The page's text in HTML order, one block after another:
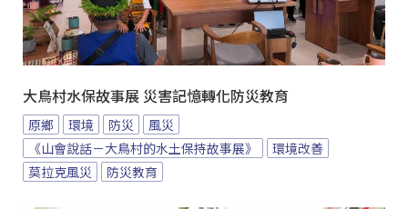
大鳥村水保故事展 災害記憶轉化防災教育
原鄉 環境 防災
風災
《山會說話－大鳥村的水土保持故事展》
環境改善
莫拉克風災
防災教育